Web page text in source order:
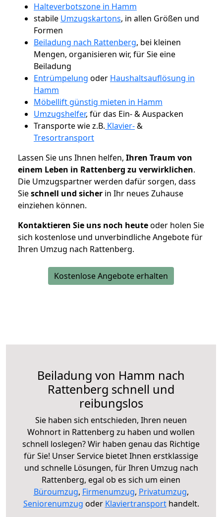
Halteverbotszone in Hamm
stabile Umzugskartons, in allen Größen und
Formen
Beiladung nach Rattenberg, bei kleinen
Mengen, organisieren wir, für Sie eine
Beiladung
Entrümpelung oder Haushaltsauflösung in
Hamm
Möbellift günstig mieten in Hamm
Umzugshelfer, für das Ein- & Auspacken
Transporte wie z.B. Klavier-&
Tresortransport
Lassen Sie uns Ihnen helfen, Ihren Traum von
einem Leben in Rattenberg zu verwirklichen.
Die Umzugspartner werden dafür sorgen, dass
Sieschnell und sicher in Ihr neues Zuhause
einziehen können.
Kontaktieren Sie uns noch heuteoder holen Sie
sich kostenlose und unverbindliche Angebote für
Ihren Umzug nach Rattenberg.
Kostenlose Angebote erhalten
Beiladung von Hamm nach
Rattenberg schnell und
reibungslos
Sie haben sich entschieden, Ihren neuen
Wohnort in Rattenberg zu haben und wollen
schnell loslegen? Wir haben genau das Richtige
für Sie! Unser Service bietet Ihnen erstklassige
und schnelle Lösungen, für Ihren Umzug nach
Rattenberg, egal ob es sich um einen
Büroumzug, Firmenumzug, Privatumzug,
Seniorenumzug oder Klaviertransporthandelt.